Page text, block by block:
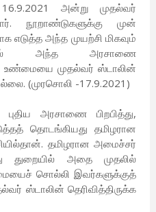
அன்று முதல்வர்
நூறாண்டுகளுக்கு முன்
எடுத்த அந்த முயற்சி மிகவும்
அந்த அரசாணை
உண்மையை முதல்வர் ஸ்டாலின்
(முரசொலி -17.9.2021)
புதிய அரசாணை பிறபித்து,
தொடங்கியது தமிழரான
தமிழரான அமைச்சர்
துறையில் அதை முதலில்
சொல்லி இவர்களுக்குத்
ஸ்டாலின் தெரிவித்திருக்க